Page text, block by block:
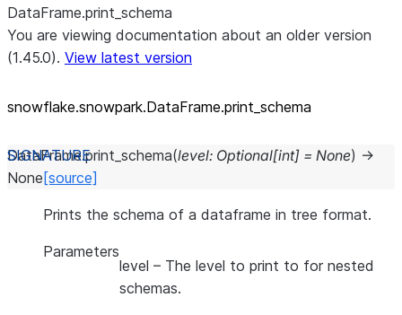
DataFrame.print_schema
You are viewing documentation about an older version
(1.45.0). View latest version
snowflake.snowpark.DataFrame.print_ schema
DataFrame.print_schema(level: Optional[int] = None) →
None [source]
Prints the schema of a dataframe in tree format.
Parameters
level – The level to print to for nested
schemas.